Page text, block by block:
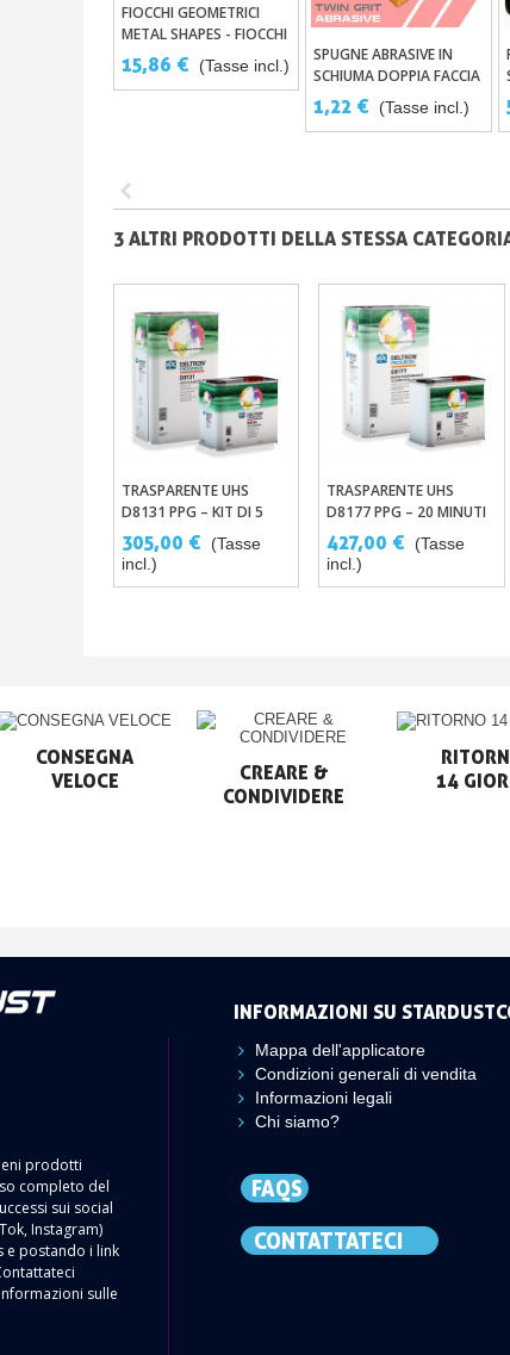
Aggiungi Al Carrello
FIOCCHI GEOMETRICI
METAL SHAPES - FIOCCHI
IN PASTA
CONCENTRATA DALLE
15,86 € (Tasse incl.) Aggiungi Al Carrello
SPUGNE ABRASIVE IN
SCHIUMA DOPPIA FACCIA
TWIN GRIT – 5 GRANE DI
LEVIGATURA
1,22 € (Tasse incl.)
3 ALTRI PRODOTTI DELLA STESSA
Aggiungi Al Carrello
TRASPARENTE UHS
D8131 PPG – KIT DI 5
LITRI + 2,5L
CATALIZZATORE UHS
305,00 €
(Tasse
incl.)
Aggiungi Al Carrello
TRASPARENTE UHS
D8177 PPG – 20 MINUTI
RAPID PERF - KIT 5 LITRI
+ 2,5L CATALIZZATORE
427,00 €
(Tasse
incl.)
CONSEGNA
VELOCE
CREARE &
CONDIVIDERE
14
prodotti
completo del
sui social
Instagram)
e postando i link
sulle
INFORMAZIONI SU
Mappa dell'applicatore
Condizioni generali di vendita
Informazioni legali
Chi siamo?
FAQS
CONTATTATECI